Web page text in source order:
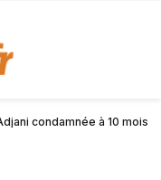
condamnée à 10 mois